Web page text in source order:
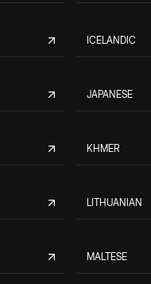
ICELANDIC
JAPANESE
KHMER
LITHUANIAN
MALTESE